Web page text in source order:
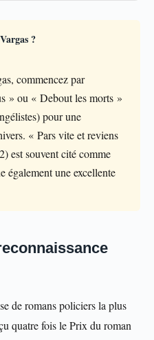
?
commencez par
» ou « Debout les morts »
pour une
« Pars vite et reviens
est souvent cité comme
également une excellente
de romans policiers la plus
quatre fois le Prix du roman